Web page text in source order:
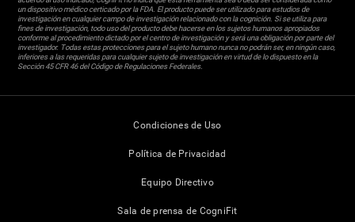
un dispositivo médico certicado por la FDA. El producto puede ser utilizado para estudios de
investigación en cualquier campo de investigación relacionado con la cognición. Si se utiliza para
fines de investigación, todo uso del producto debe hacerse en los sujetos humanos apropiados
conforme al procedimiento dictado por el centro de investigación y será una obligación por parte del
investigador. Todas estas protecciones para el sujeto humano nunca no podrán ser, en ningún caso,
inferiores a las requeridas para cualquier sujeto de investigación en virtud de lo dispuesto en la
Sección 45 CFR 46 del Código de Regulaciones Federales.
Condiciones de Uso
Política de Privacidad
Equipo Directivo
Sala de prensa de CogniFit